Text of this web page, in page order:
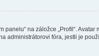
na záložce „Profil“.
administrátorovi fóra, jestli je